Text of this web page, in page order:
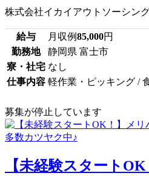
株式会社イカイアウトソーシン
給与 月収例85,000円
勤務地
静岡県 富士市
寮・社宅 なし
仕事内容 軽作業・ピッキング /
募集が停止しています
【未経験スタート